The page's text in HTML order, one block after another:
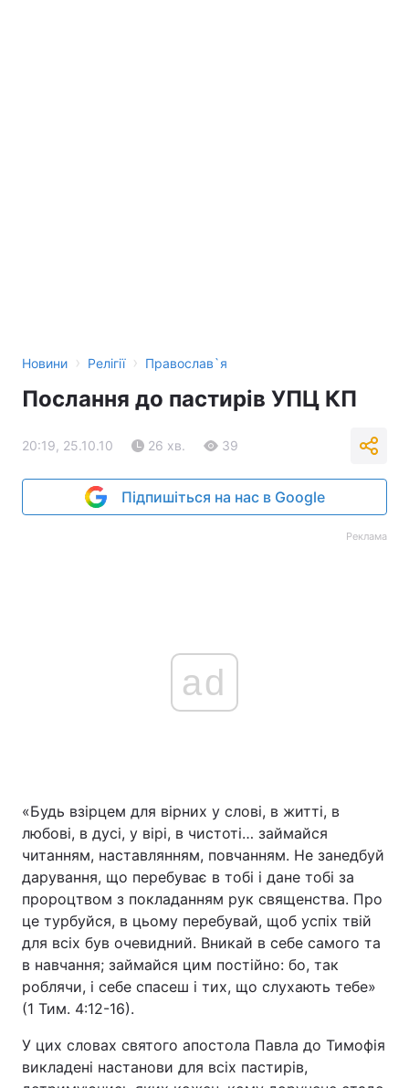
Новини › Релігії › Православ`я
Послання до пастирів УПЦ КП
20:19, 25.10.10 26 хв. 39
Підпишіться на нас в Google
Реклама
ad
«Будь взірцем для вірних у слові, в житті, в
любові, в дусі, у вірі, в чистоті… займайся
читанням, наставлянням, повчанням. Не занедбуй
дарування, що перебуває в тобі і дане тобі за
пророцтвом з покладанням рук священства. Про
це турбуйся, в цьому перебувай, щоб успіх твій
для всіх був очевидний. Вникай в себе самого та
в навчання; займайся цим постійно: бо, так
роблячи, і себе спасеш і тих, що слухають тебе»
(1 Тим. 4:12-16).
У цих словах святого апостола Павла до Тимофія
викладені настанови для всіх пастирів,